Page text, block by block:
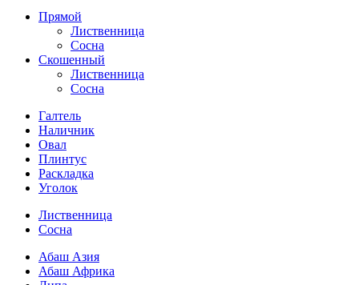
Прямой
Лиственница
Сосна
Скошенный
Лиственница
Сосна
Галтель
Наличник
Овал
Плинтус
Раскладка
Уголок
Лиственница
Сосна
Абаш Азия
Абаш Африка